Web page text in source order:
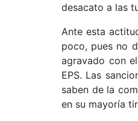
desacato a las
Ante esta
poco, pues no
agravado con
EPS. Las
saben de la
en su mayoría